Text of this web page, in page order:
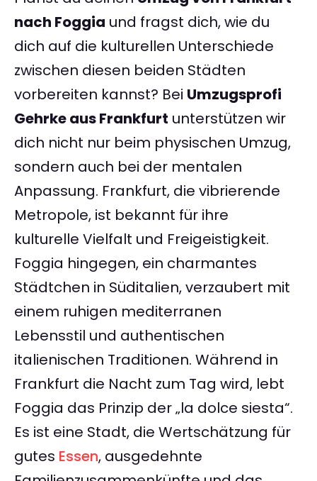
nach Foggia und fragst dich, wie du
dich auf die kulturellen Unterschiede
zwischen diesen beiden Städten
vorbereiten kannst? Bei Umzugsprofi
Gehrke aus Frankfurt unterstützen wir
dich nicht nur beim physischen Umzug,
sondern auch bei der mentalen
Anpassung. Frankfurt, die vibrierende
Metropole, ist bekannt für ihre
kulturelle Vielfalt und Freigeistigkeit.
Foggia hingegen, ein charmantes
Städtchen in Süditalien, verzaubert mit
einem ruhigen mediterranen
Lebensstil und authentischen
italienischen Traditionen. Während in
Frankfurt die Nacht zum Tag wird, lebt
Foggia das Prinzip der „la dolce siesta“.
Es ist eine Stadt, die Wertschätzung für
gutes Essen, ausgedehnte